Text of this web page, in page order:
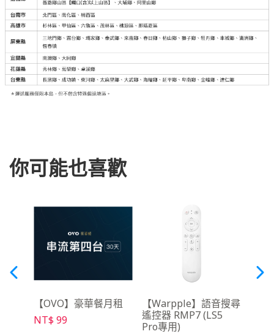
你可能也喜歡
【OVO】豪華餐月租
NT$ 99
【Warpple】語音搜尋
遙控器 RMP7 (LS5
Pro專用)